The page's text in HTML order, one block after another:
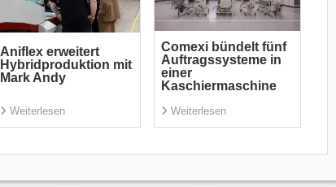
Aniflex erweitert
Hybridproduktion mit
Mark Andy
Weiterlesen
Comexi bündelt fünf
Auftragssysteme in
einer
Kaschiermaschine
Weiterlesen